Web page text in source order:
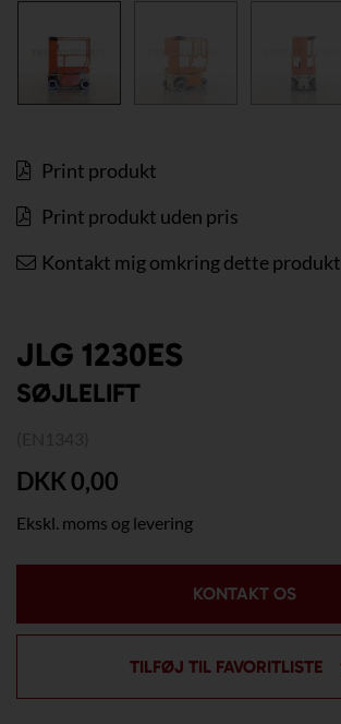
Print produkt
Print produkt uden pris
Kontakt mig omkring dette produkt
JLG 1230ES
SØJLELIFT
DKK 0,00
Ekskl. moms og levering
KONTAKT OS
TILFØJ TIL FAVORITLISTE